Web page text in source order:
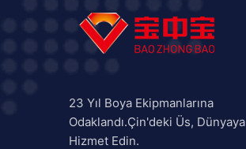
23 Yıl Boya Ekipmanlarına
Odaklandı.Çin'deki Üs, Dünyaya
Hizmet Edin.